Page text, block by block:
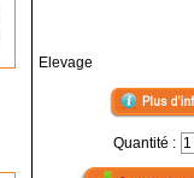
Elevage
Quantité :